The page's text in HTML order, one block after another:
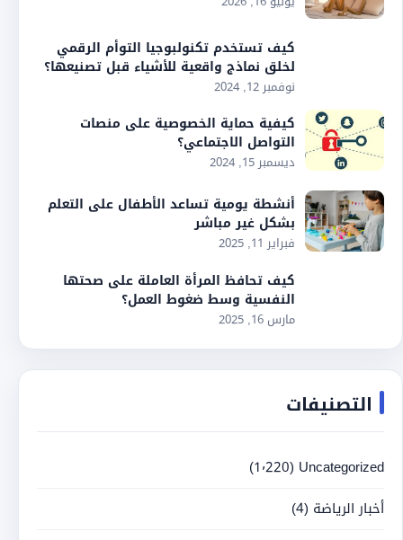
كيف تستخدم تكنولبوجيا التوأم الرقمي
لخلق نماذج واقعية للأشياء قبل تصنيعها؟
نوفمبر 12, 2024
كيفية حماية الخصوصية على منصات
التواصل الاجتماعي؟
ديسمبر 15, 2024
أنشطة يومية تساعد الأطفال على التعلم
بشكل غير مباشر
فبراير 11, 2025
كيف تحافظ المرأة العاملة على صحتها
النفسية وسط ضغوط العمل؟
مارس 16, 2025
التصنيفات
Uncategorized (1٬220)
أخبار الرياضة (4)